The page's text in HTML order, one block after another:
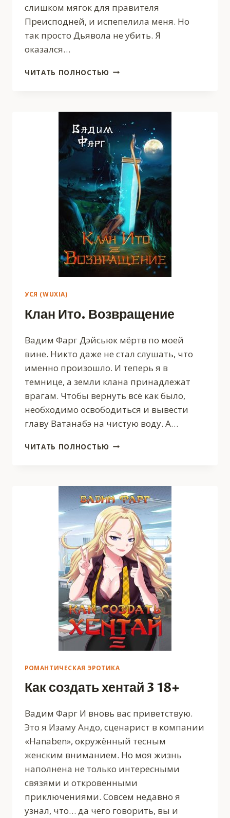
слишком мягок для правителя
Преисподней, и испепелила меня. Но
так просто Дьявола не убить. Я
оказался…
ЧИТАТЬ ПОЛНОСТЬЮ КАК
УСЯ (WUXIA)
Клан Ито. Возвращение
Вадим Фарг Дэйсьюк мёртв по моей
вине. Никто даже не стал слушать, что
именно произошло. И теперь я в
темнице, а земли клана принадлежат
врагам. Чтобы вернуть всё как было,
необходимо освободиться и вывести
главу Ватанабэ на чистую воду. А…
ЧИТАТЬ ПОЛНОСТЬЮ КЛАН
РОМАНТИЧЕСКАЯ ЭРОТИКА
Как создать хентай 3 18+
Вадим Фарг И вновь вас приветствую.
Это я Изаму Андо, сценарист в компании
«Hanaben», окружённый тесным
женским вниманием. Но моя жизнь
наполнена не только интересными
связями и откровенными
приключениями. Совсем недавно я
узнал, что… да чего говорить, вы и